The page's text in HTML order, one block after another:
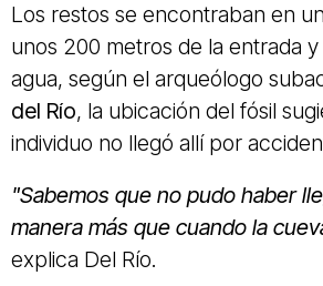
Los restos se encontraban en
unos 200 metros de la entrada
agua, según el arqueólogo
del Río, la ubicación del fósil
individuo no llegó allí por
"Sabemos que no pudo haber
manera más que cuando la
explica Del Río.